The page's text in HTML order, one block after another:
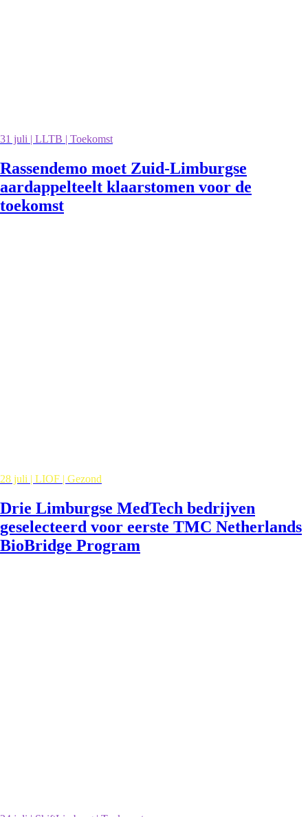
31 juli | LLTB | Toekomst
Rassendemo moet Zuid-Limburgse
aardappelteelt klaarstomen voor de
toekomst
28 juli | LIOF | Gezond
Drie Limburgse MedTech bedrijven
geselecteerd voor eerste TMC Netherlands
BioBridge Program